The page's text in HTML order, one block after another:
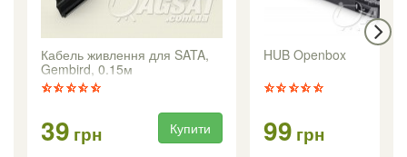
Кабель живлення для SATA,
Gembird, 0.15м
39 грн Купити
HUB Openbox
99 грн